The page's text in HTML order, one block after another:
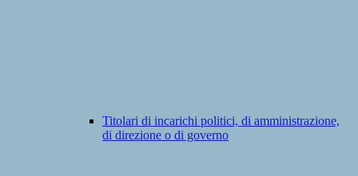
Titolari di incarichi politici, di amministrazione,
di direzione o di governo